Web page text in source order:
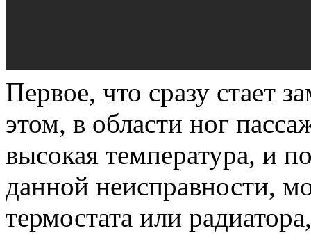
Первое, что сразу стает
этом, в области ног
высокая температура, и
данной неисправности,
термостата или